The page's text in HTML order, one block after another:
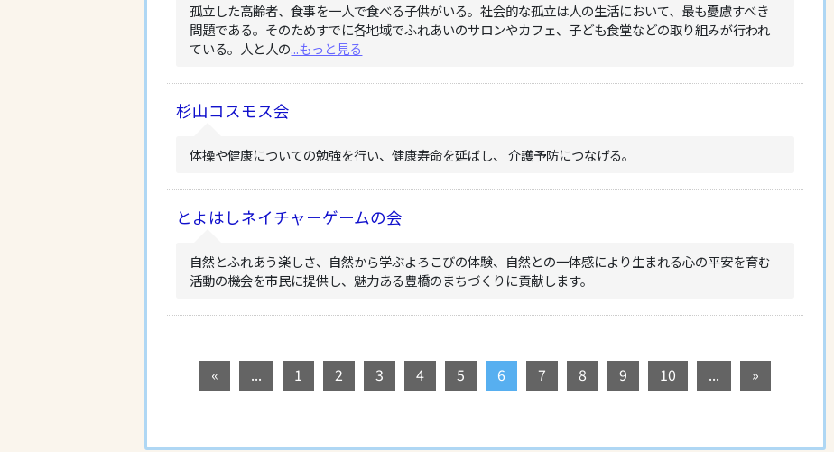
孤立した高齢者、食事を一人で食べる子供がいる。社会的な孤立は人の生活において、最も憂慮すべき
問題である。そのためすでに各地域でふれあいのサロンやカフェ、子ども食堂などの取り組みが行われ
ている。人と人の...もっと見る
杉山コスモス会
体操や健康についての勉強を行い、健康寿命を延ばし、 介護予防につなげる。
とよはしネイチャーゲームの会
自然とふれあう楽しさ、自然から学ぶよろこびの体験、自然との一体感により生まれる心の平安を育む
活動の機会を市民に提供し、魅力ある豊橋のまちづくりに貢献します。
« ... 1 2 3 4 5 6 7 8 9 10 ... »